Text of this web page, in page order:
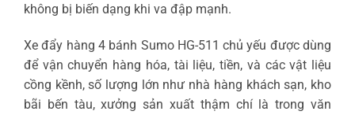
không bị biến dạng khi va đập mạnh.
Xe đẩy hàng 4 bánh Sumo HG-511 chủ yếu được dùng
để vận chuyển hàng hóa, tài liệu, tiền, và các vật liệu
cồng kềnh, số lượng lớn như nhà hàng khách sạn, kho
bãi bến tàu, xưởng sản xuất thậm chí là trong văn